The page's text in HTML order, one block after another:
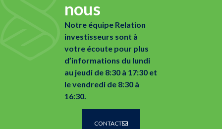
nous
Notre équipe Relation
investisseurs sont à
votre écoute pour plus
d’informations du lundi
au jeudi de 8:30 à 17:30 et
le vendredi de 8:30 à
16:30.
CONTACT